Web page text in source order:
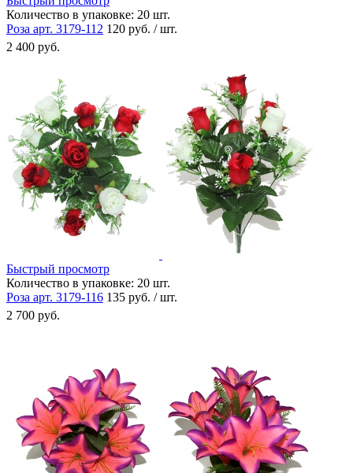
Количество в упаковке: 20 шт.
Роза арт. 3179-112 120 руб. / шт.
2 400 руб.
Быстрый просмотр
Количество в упаковке: 20 шт.
Роза арт. 3179-116 135 руб. / шт.
2 700 руб.